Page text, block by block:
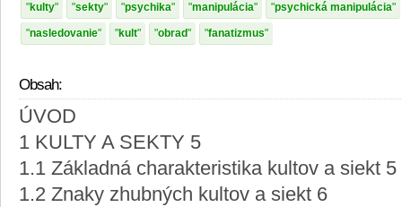
kulty sekty psychika manipulácia psychická manipulácia
nasledovanie kult obrad fanatizmus
Obsah:
ÚVOD
1 KULTY A SEKTY 5
1.1 Základná charakteristika kultov a siekt 5
1.2 Znaky zhubných kultov a siekt 6